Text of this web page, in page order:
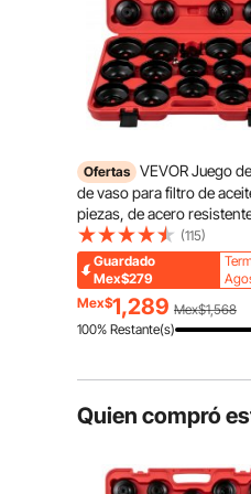
Ofertas VEVOR Juego
de vaso para filtro de
piezas, de acero
3/8", de perfil bajo para fácil
acceso, con tapa para
de aceite y casquillo
(115)
Guardado
Mex$279
Mex$1,289 Mex$1,568
100% Restante(s)
Quien compró